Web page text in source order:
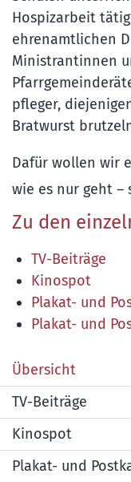
Hospizarbeit
ehrenamtlichen
Ministrantinnen
pfleger,
Bratwurst
Dafür wollen wir
wie es nur geht –
Zu den
TV-Beiträge
Kinospot
Plakat- und
Plakat- und
Übersicht
TV-Beiträge
Kinospot
Plakat- und